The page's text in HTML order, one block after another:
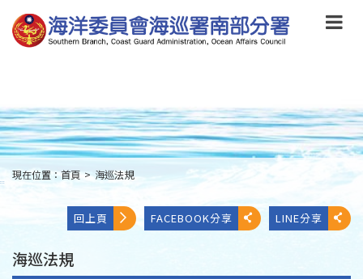
到
主
要
main
content
:::
現在位置：首頁 > 海巡法規
回上頁 FACEBOOK分享 LINE分享
海巡法規